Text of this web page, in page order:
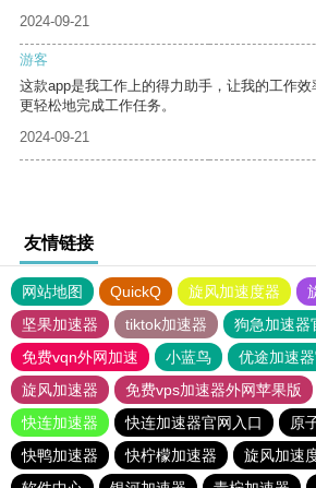
2024-09-21
游客
这款app是我工作上的得力助手，让我的工作
更轻松地完成工作任务。
2024-09-21
友情链接
网站地图 QuickQ 旋风加速度器
坚果加速器
tiktok加速器
狗急加速器
免费vqn外网加速
小蓝鸟 优途加速
旋风加速器
免费vps加速器外网苹果版
快连加速器
快连加速器官网入口
原
快鸭加速器
快柠檬加速器 旋风加速